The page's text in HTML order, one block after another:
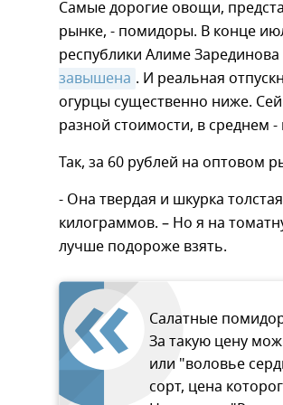
Самые дорогие овощи,
рынке, - помидоры. В конце
республики Алиме
завышена . И реальная
огурцы существенно ниже.
разной стоимости, в среднем
Так, за 60 рублей на оптовом
- Она твердая и шкурка
килограммов. – Но я на
лучше подороже взять.
Салатные
За такую цену
или "воловье
сорт, цена